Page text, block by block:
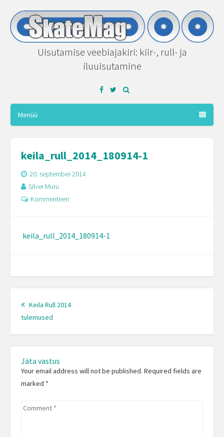
Uisutamise veebiajakiri: kiir-, rull- ja
iluuisutamine
Facebook
Twitter
Menüü
keila_rull_2014_180914-1
20. september 2014
Silver Muru
Kommenteeri
keila_rull_2014_180914-1
Post
navigation
Keila Rull 2014
tulemused
Jäta vastus
Your email address will not be published. Required fields are
marked *
Comment